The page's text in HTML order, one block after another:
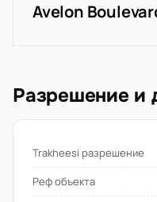
Avelon
Разрешение и
Trakheesi разрешение
Реф объекта